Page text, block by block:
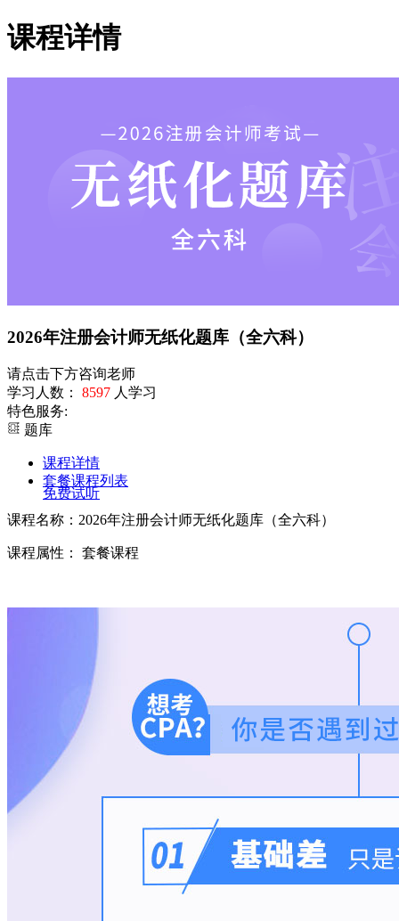
课程详情
2026年注册会计师无纸化题库（全六科）
请点击下方咨询老师
学习人数：
8597 人学习
特色服务:
题库
课程详情
套餐课程列表
免费试听
课程名称：2026年注册会计师无纸化题库（全六科）
课程属性： 套餐课程